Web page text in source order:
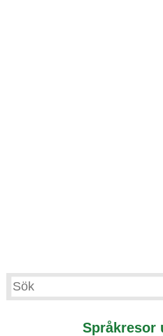
Språkresor